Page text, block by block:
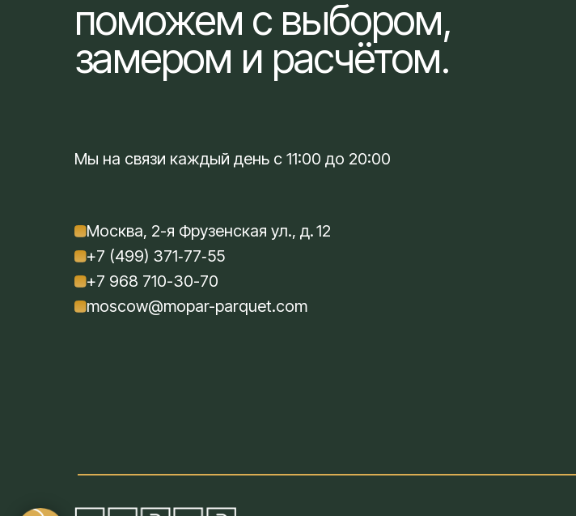
поможем с выбором,
замером и расчётом.
Мы на связи каждый день с 11:00 до 20:00
Москва, 2-я Фрузенская ул., д. 12
+7 (499) 371‑77‑55
+7 968 710-30-70
moscow@mopar-parquet.com